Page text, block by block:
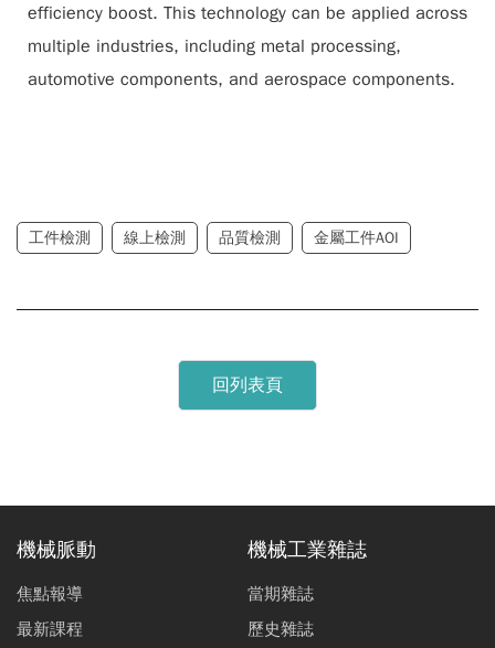
efficiency boost. This technology can be applied across
multiple industries, including metal processing,
automotive components, and aerospace components.
工件檢測 線上檢測 品質檢測 金屬工件AOI
回列表頁
機械脈動
焦點報導
最新課程
機械工業雜誌
當期雜誌
歷史雜誌